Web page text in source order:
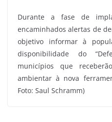
Durante a fase de
encaminhados alertas de
objetivo informar à
disponibilidade do
municípios que
ambientar à nova
Foto: Saul Schramm)